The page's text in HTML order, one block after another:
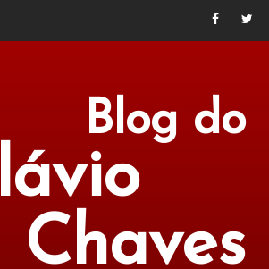
Blog do
Chaves